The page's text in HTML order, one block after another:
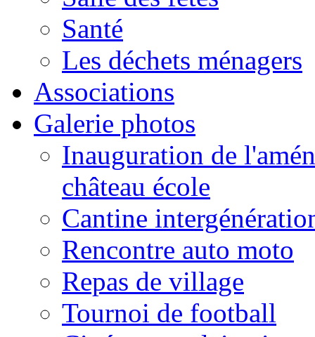
Santé
Les déchets ménagers
Associations
Galerie photos
Inauguration de
château école
Cantine
Rencontre auto moto
Repas de village
Tournoi de football